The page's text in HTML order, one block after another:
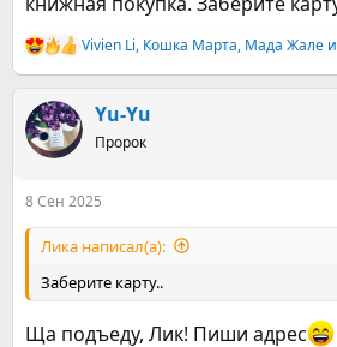
Р
е
к
ц
и
Vivien Li, Кошка Марта, Мада Жале
Yu-Yu
Пророк
8 Сен 2025
Ликa написал(а):
Заберите карту..
Ща подъеду, Лик! Пиши адрес